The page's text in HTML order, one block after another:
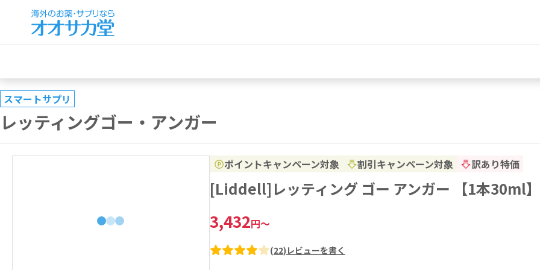
スマートサプリ
レッティングゴー・アンガー
ポイントキャンペーン対象 割引キャンペーン対象 訳あり特価
[Liddell]レッティング ゴー アンガー 【1本30ml】
3,432円～
(22) レビューを書く